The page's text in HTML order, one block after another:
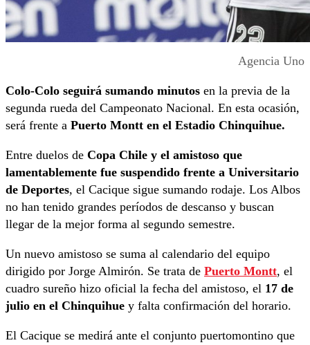
Agencia Uno
Colo-Colo seguirá sumando minutos en la previa de la
segunda rueda del Campeonato Nacional. En esta ocasión,
será frente a Puerto Montt en el Estadio Chinquihue.
Entre duelos de Copa Chile y el amistoso que
lamentablemente fue suspendido frente a Universitario
de Deportes, el Cacique sigue sumando rodaje. Los Albos
no han tenido grandes períodos de descanso y buscan
llegar de la mejor forma al segundo semestre.
Un nuevo amistoso se suma al calendario del equipo
dirigido por Jorge Almirón. Se trata de Puerto Montt, el
cuadro sureño hizo oficial la fecha del amistoso, el 17 de
julio en el Chinquihue y falta confirmación del horario.
El Cacique se medirá ante el conjunto puertomontino que